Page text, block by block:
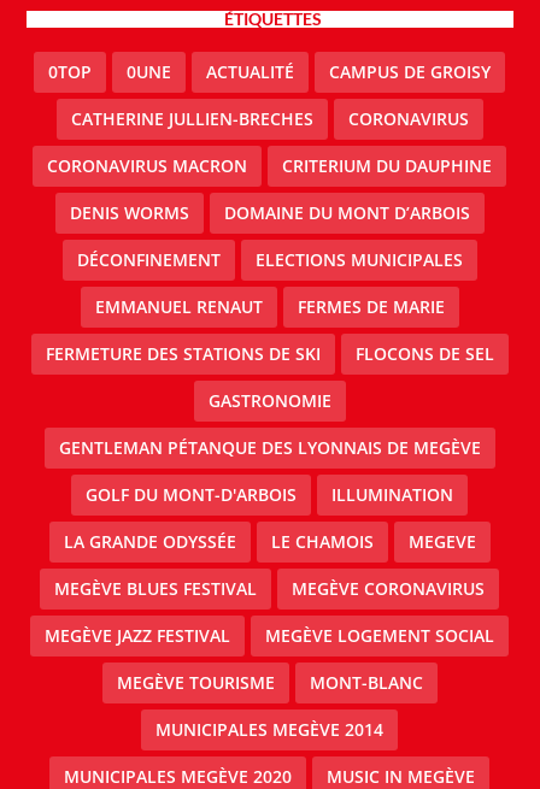
ÉTIQUETTES
0TOP 0UNE ACTUALITÉ CAMPUS DE GROISY
CATHERINE JULLIEN-BRECHES CORONAVIRUS
CORONAVIRUS MACRON CRITERIUM DU DAUPHINE
DENIS WORMS DOMAINE DU MONT D’ARBOIS
DÉCONFINEMENT ELECTIONS MUNICIPALES
EMMANUEL RENAUT FERMES DE MARIE
FERMETURE DES STATIONS DE SKI FLOCONS DE SEL
GASTRONOMIE
GENTLEMAN PÉTANQUE DES LYONNAIS DE MEGÈVE
GOLF DU MONT-D'ARBOIS ILLUMINATION
LA GRANDE ODYSSÉE LE CHAMOIS MEGEVE
MEGÈVE BLUES FESTIVAL MEGÈVE CORONAVIRUS
MEGÈVE JAZZ FESTIVAL MEGÈVE LOGEMENT SOCIAL
MEGÈVE TOURISME MONT-BLANC
MUNICIPALES MEGÈVE 2014
MUNICIPALES MEGÈVE 2020 MUSIC IN MEGÈVE